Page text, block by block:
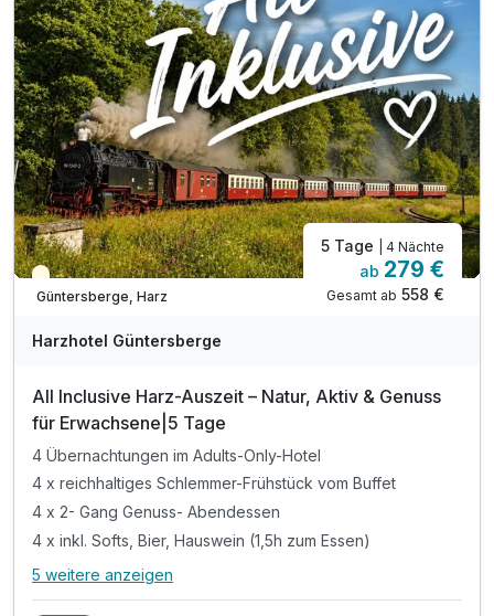
inkl. 1 Getränk auf dem Zimmer
inkl. WLAN
Teilweise ausgelastet
Güntersberge, Harz
5 Tage | 4 Nächte
ab 279 €
Gesamt ab 558 €
Harzhotel Güntersberge
All Inclusive Harz-Auszeit – Natur, Aktiv & Genuss
für Erwachsene|5 Tage
4 Übernachtungen im Adults-Only-Hotel
4 x reichhaltiges Schlemmer-Frühstück vom Buffet
4 x 2- Gang Genuss- Abendessen
4 x inkl. Softs, Bier, Hauswein (1,5h zum Essen)
Alle Inklusivleistungen
5 weitere anzeigen